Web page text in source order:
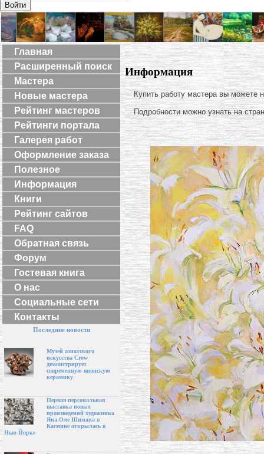
Войти
Главная
Расширенный поиск
Мастера
Новые мастера
Рейтинг мастеров
Рейтинги портала
Галерея работ
Оформление заказа
Полезное
Информация
Книги
Рейтинг сайтов
FAQ
Обратная связь
Форум
Гостевая книга
О нас
Социальные сети
Контакты
Последние новости
Музей азиатского
искусства Crow
демонстрирует
современную японскую
керамику
Первая персональная
выставка новых
произведений художника
Яна-Оле Шимана в
Касмине открылась в
Нью-Йорке
Информация
Купить работу мастера вы можете
Подробности можно узнать на